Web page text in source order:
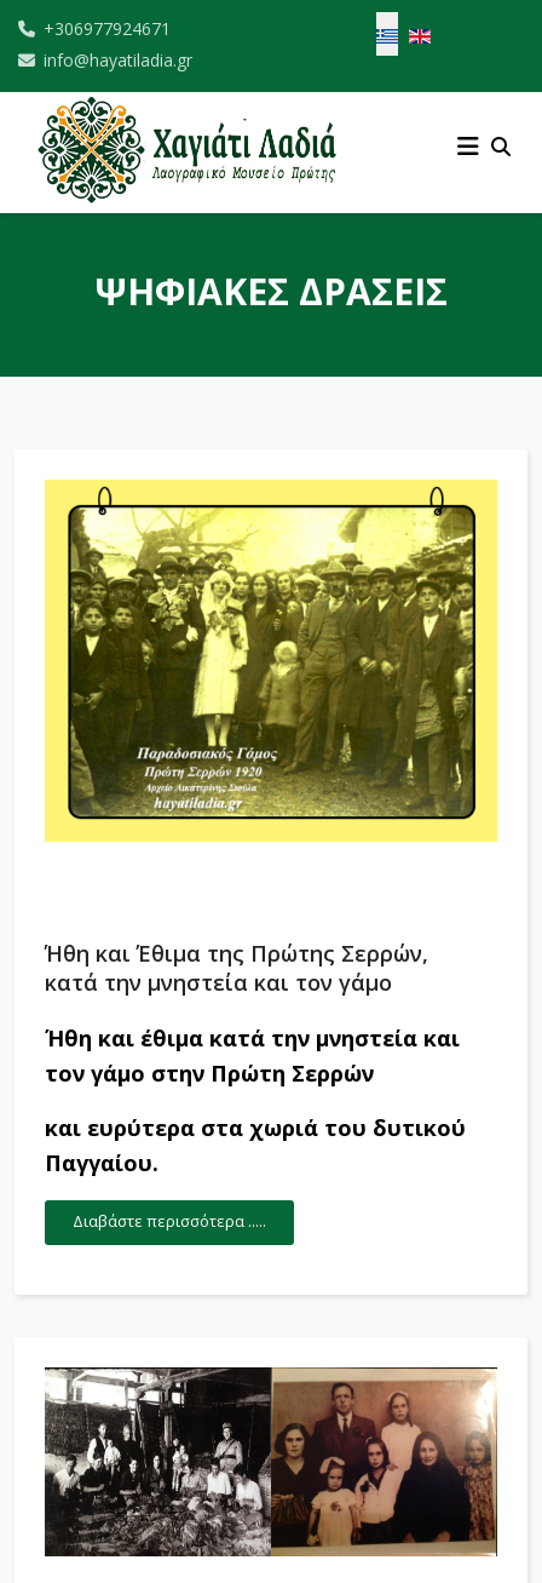
+306977924671
info@hayatiladia.gr
ΨΗΦΙΑΚΕΣ ΔΡΑΣΕΙΣ
Ήθη και Έθιμα της Πρώτης Σερρών,
κατά την μνηστεία και τον γάμο
Ήθη και έθιμα κατά την μνηστεία και
τον γάμο στην Πρώτη Σερρών
και ευρύτερα στα χωριά του δυτικού
Παγγαίου.
Διαβάστε περισσότερα .....